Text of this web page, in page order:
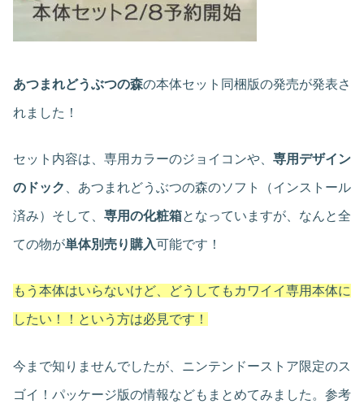
あつまれどうぶつの森の本体セット同梱版の発売が発表さ
れました！
セット内容は、専用カラーのジョイコンや、 専用デザイン
のドック 、あつまれどうぶつの森のソフト（インストール
済み）そして、 専用の化粧箱となっていますが、なんと全
ての物が単体別売り購入可能です！
もう本体はいらないけど、どうしてもカワイイ専用本体に
したい！！という方は必見です！
今まで知りませんでしたが、ニンテンドーストア限定のス
ゴイ！パッケージ版の情報などもまとめてみました。参考